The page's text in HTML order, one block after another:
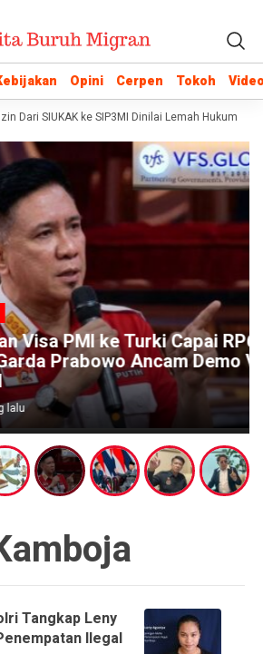
Opini Cerpen Tokoh
Opini Cerpen Tokoh
Dari SIUKAK ke SIP3MI Dinilai Lemah Hukum
ke Turki Capai RP6,5
Ancam Demo VFS
Tangkap Leny
Ilegal